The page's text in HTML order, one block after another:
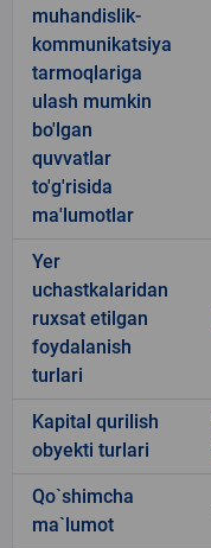
muhandislik-
kommunikatsiya
tarmoqlariga
ulash mumkin
bo'lgan
quvvatlar
to'g'risida
ma'lumotlar
Yer
uchastkalaridan
ruxsat etilgan
foydalanish
turlari
Kapital qurilish
obyekti turlari
Qo`shimcha
ma`lumot